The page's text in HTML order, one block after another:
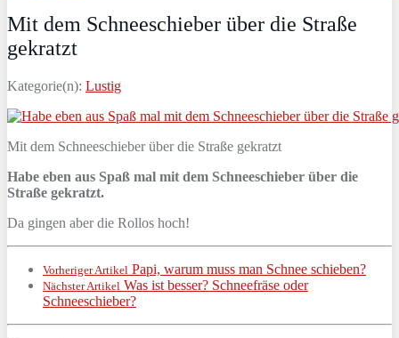
Mit dem Schneeschieber über die Straße
gekratzt
Kategorie(n): Lustig
Mit dem Schneeschieber über die Straße gekratzt
Habe eben aus Spaß mal mit dem Schneeschieber über die
Straße gekratzt.
Da gingen aber die Rollos hoch!
Vorheriger Artikel Papi, warum muss man Schnee schieben?
Nächster Artikel Was ist besser? Schneefräse oder
Schneeschieber?